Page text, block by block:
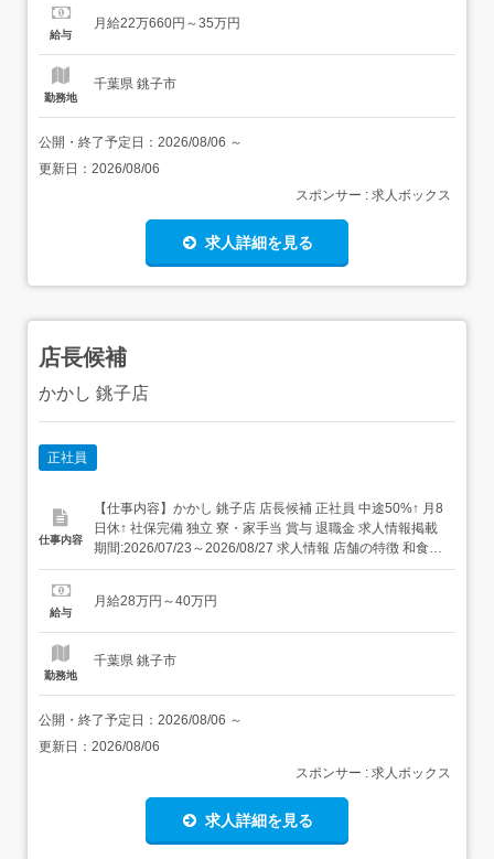
度入社時期や配属店舗に合わせて、・東京での本部研修・
給与
月給22万660円～35万円
勤務地
千葉県 銚子市
公開・終了予定日： 2026/08/06 ～
更新日： 2026/08/06
スポンサー : 求人ボックス
求人詳細を見る
店長候補
かかし 銚子店
正社員
仕事内容
【仕事内容】かかし 銚子店 店長候補 正社員 中途50%↑ 月8
日休↑ 社保完備 独立 寮・家⼿当 賞与 退職金 求人情報掲載
期間:2026/07/23～2026/08/27 求人情報 店舗の特徴 和食
住 所 千葉県 銚子市 三崎町2-2660-1 イオン銚子SC 1F 交
より車12分JR総...
給与
月給28万円～40万円
勤務地
千葉県 銚子市
公開・終了予定日： 2026/08/06 ～
更新日： 2026/08/06
スポンサー : 求人ボックス
求人詳細を見る